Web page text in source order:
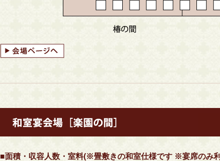
■面積・収容人数・室料(※畳敷きの和室仕様です ※宴席のみ